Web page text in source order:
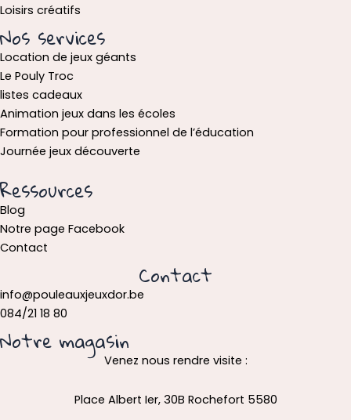
Loisirs créatifs
Nos services
Location de jeux géants
Le Pouly Troc
listes cadeaux
Animation jeux dans les écoles
Formation pour professionnel de l’éducation
Journée jeux découverte
Ressources
Blog
Notre page Facebook
Contact
Contact
info@pouleauxjeuxdor.be
084/21 18 80
Notre magasin
Venez nous rendre visite :
Place Albert Ier, 30B Rochefort 5580